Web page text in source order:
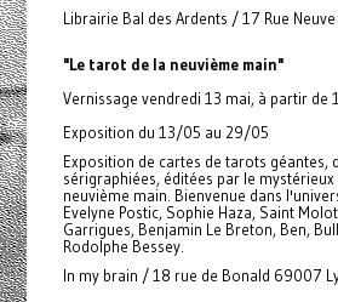
Librairie Bal des Ardents / 17 Rue
"Le tarot de la neuvième main"
Vernissage vendredi 13 mai, à partir de
Exposition du 13/05 au 29/05
Exposition de cartes de tarots géantes,
sérigraphiées, éditées par le
neuvième main. Bienvenue dans
Evelyne Postic, Sophie Haza, Saint
Garrigues, Benjamin Le Breton, Ben,
Rodolphe Bessey.
In my brain / 18 rue de Bonald 69007